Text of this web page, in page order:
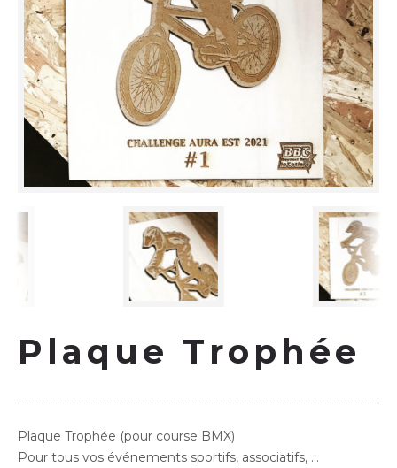
Plaque Trophée
Plaque Trophée (pour course BMX)
Pour tous vos événements sportifs, associatifs, …